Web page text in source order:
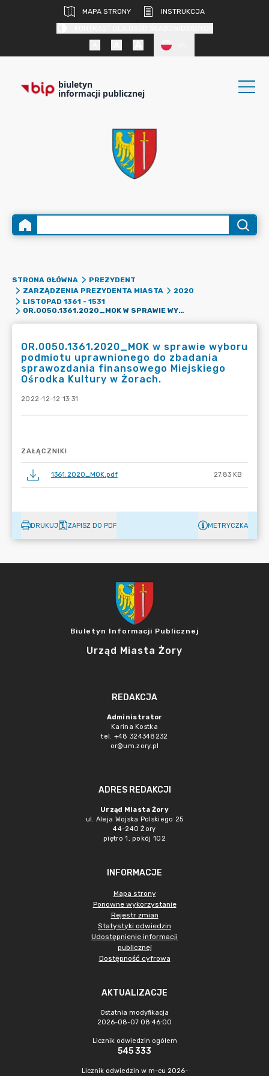
MAPA STRONY
INSTRUKCJA
biuletyn
informacji publicznej
STRONA GŁÓWNA
PREZYDENT
ZARZĄDZENIA PREZYDENTA MIASTA
2020
LISTOPAD 1361 - 1531
OR.0050.1361.2020_MOK W SPRAWIE WYBORU PODMIOTU UPRAWNIONEGO DO ZBADANIA SPRAWOZDANIA FINANSOWEGO MIEJSKIEGO OŚRODKA KULTURY W ŻORACH.
OR.0050.1361.2020_MOK w sprawie wyboru
podmiotu uprawnionego do zbadania
sprawozdania finansowego Miejskiego
Ośrodka Kultury w Żorach.
2022-12-12 13:31
ZAŁĄCZNIKI
1361.2020_MOK.pdf 27.83 KB
DRUKUJ ZAPISZ DO PDF METRYCZKA
Biuletyn Informacji Publicznej
Urząd Miasta Żory
REDAKCJA
Administrator
Karina Kostka
tel. +48 324348232
or@um.zory.pl
ADRES REDAKCJI
Urząd Miasta Żory
ul. Aleja Wojska Polskiego 25
44-240 Żory
piętro 1, pokój 102
INFORMACJE
Mapa strony
Ponowne wykorzystanie
Rejestr zmian
Statystyki odwiedzin
Udostępnienie informacji
publicznej
Dostępność cyfrowa
AKTUALIZACJE
Ostatnia modyfikacja
2026-08-07 08:46:00
Licznik odwiedzin ogółem
545 333
Licznik odwiedzin w m-cu 2026-